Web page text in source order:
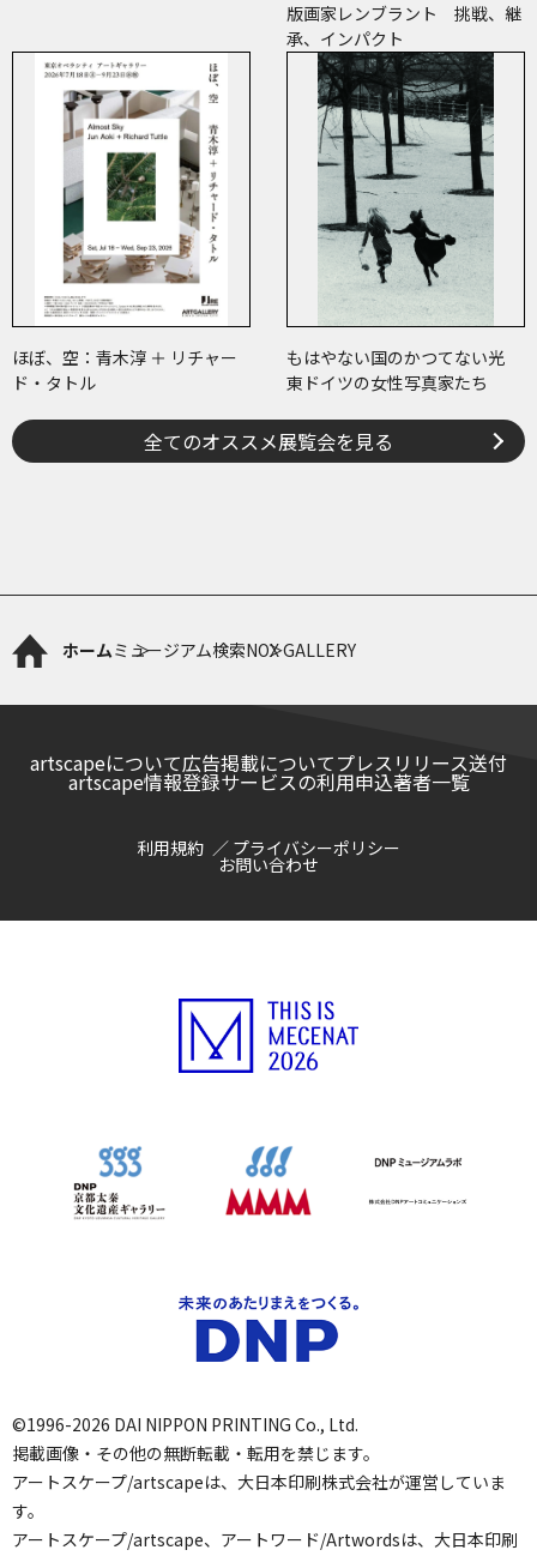
版画家レンブラント 挑戦、継
承、インパクト
ほぼ、空：青木淳 ＋ リチャー
ド・タトル
もはやない国のかつてない光
東ドイツの女性写真家たち
全てのオススメ展覧会を見る
ホームミュージアム検索NOX GALLERY
artscapeについて広告掲載についてプレスリリース送付
artscape情報登録サービスの利用申込著者一覧
利用規約 プライバシーポリシー
お問い合わせ
©1996-2026 DAI NIPPON PRINTING Co., Ltd.
掲載画像・その他の無断転載・転用を禁じます。
アートスケープ/artscapeは、大日本印刷株式会社が運営していま
す。
アートスケープ/artscape、アートワード/Artwordsは、大日本印刷